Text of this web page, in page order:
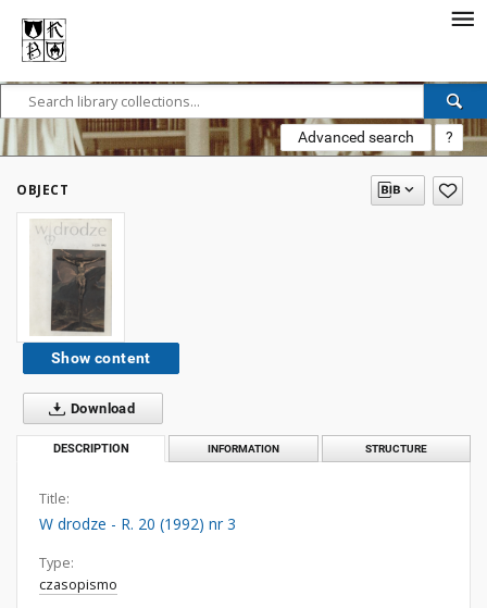
Advanced search ?
OBJECT
Show content
Download
DESCRIPTION INFORMATION STRUCTURE
Title:
W drodze - R. 20 (1992) nr 3
Type:
czasopismo